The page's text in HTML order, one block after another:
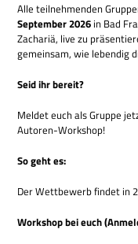
Alle teil­neh­men­den
Sep­tem­ber 2026 in Bad
Zacha­riä, live zu
gemein­sam, wie leben­dig
Seid ihr bereit?
Mel­det euch als Gruppe
Autoren-Workshop!
So geht es:
Der Wett­be­werb fin­det in
Work­shop bei euch